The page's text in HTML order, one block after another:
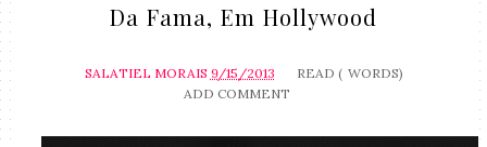
Da Fama, Em Hollywood
SALATIEL MORAIS 9/15/2013 READ ( WORDS)
ADD COMMENT